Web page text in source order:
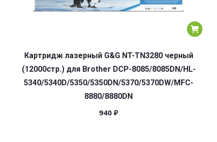
Картридж лазерный G&G NT-TN3280 черный
(12000стр.) для Brother DCP-8085/8085DN/HL-
5340/5340D/5350/5350DN/5370/5370DW/MFC-
8880/8880DN
940 ₽